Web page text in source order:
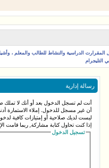
المقرارت الدراسية والنشاط للطالب والمعلم ،
التليجرام
رسالة إدارية
أنت لم تسجل الدخول بعد أو أنك لا تملك
أن غير مسجل للدخول. إملاء الاستمارة
ليست لديك صلاحية أو إمتيازات كافية
إذا كنت تحاول كتابة مشاركة, ربما قامت
تسجيل الدخول